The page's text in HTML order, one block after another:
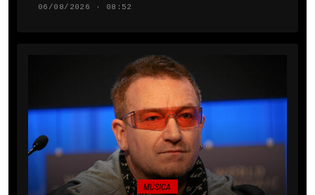
06/08/2026 · 08:52
MÚSICA